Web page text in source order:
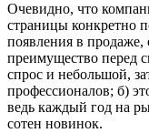
Очевидно, что
страницы конкретно
появления в продаже,
преимущество перед
спрос и небольшой,
профессионалов; б)
ведь каждый год на
сотен новинок.